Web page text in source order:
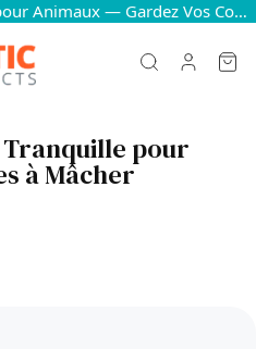
-20 % sur Tous les Produits pour Animaux — Gardez Vos Compagnons Heureux et en Bonne Santé
pour
à Mâcher